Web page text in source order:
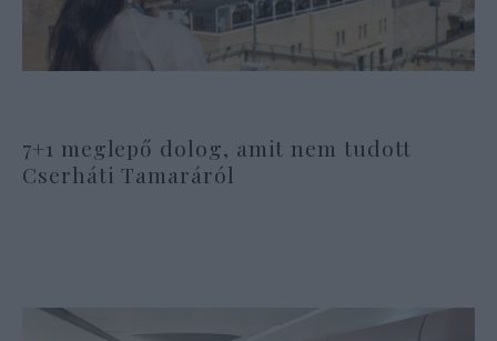
7+1 meglepő dolog, amit nem tudott
Cserháti Tamaráról